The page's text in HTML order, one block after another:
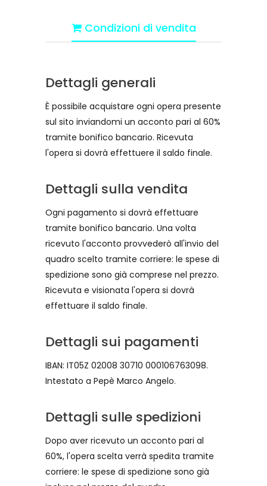
Condizioni di vendita
Dettagli generali
È possibile acquistare ogni opera presente
sul sito inviandomi un acconto pari al 60%
tramite bonifico bancario. Ricevuta
l'opera si dovrà effettuere il saldo finale.
Dettagli sulla vendita
Ogni pagamento si dovrà effettuare
tramite bonifico bancario. Una volta
ricevuto l'acconto provvederò all'invio del
quadro scelto tramite corriere: le spese di
spedizione sono già comprese nel prezzo.
Ricevuta e visionata l'opera si dovrà
effettuare il saldo finale.
Dettagli sui pagamenti
IBAN: IT05Z 02008 30710 000106763098.
Intestato a Pepè Marco Angelo.
Dettagli sulle spedizioni
Dopo aver ricevuto un acconto pari al
60%, l'opera scelta verrà spedita tramite
corriere: le spese di spedizione sono già